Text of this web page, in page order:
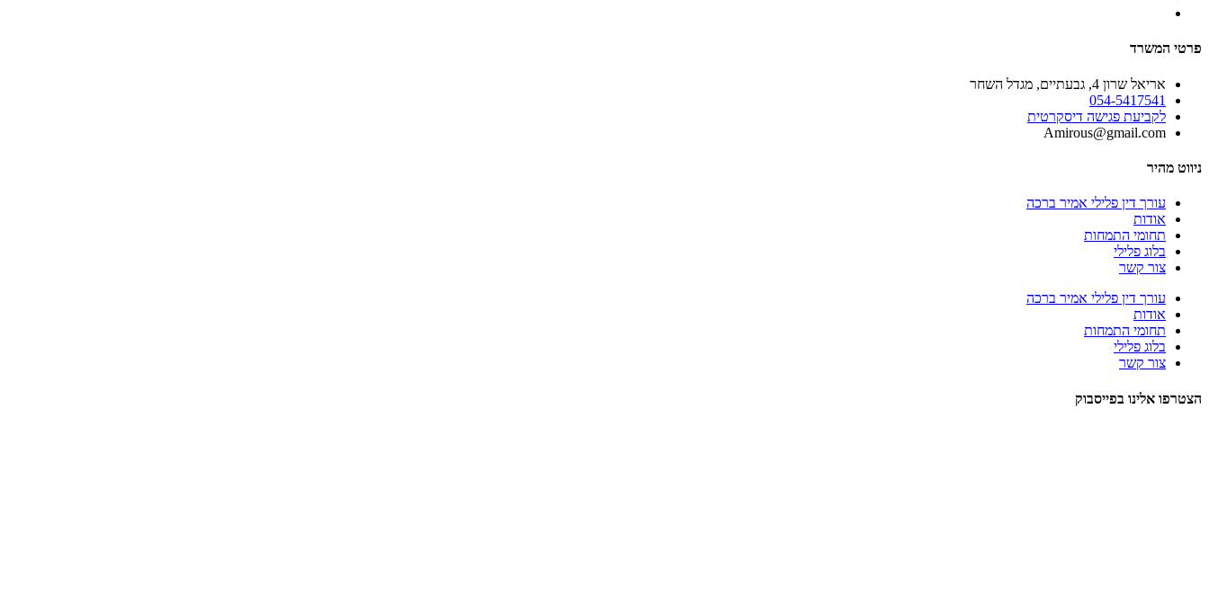
פרטי המשרד
אריאל שרון 4, גבעתיים, מגדל השחר
054-5417541
לקביעת פגישה דיסקרטית
Amirous@gmail.com
ניווט מהיר
עורך דין פלילי אמיר ברכה
אודות
תחומי התמחות
בלוג פלילי
צור קשר
עורך דין פלילי אמיר ברכה
אודות
תחומי התמחות
בלוג פלילי
צור קשר
הצטרפו אלינו בפייסבוק